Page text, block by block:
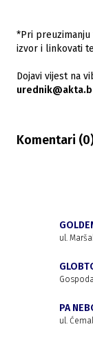
*Pri
izvor i linkovati
Dojavi vijest na
Komentari (0
ul.
PA
ul.